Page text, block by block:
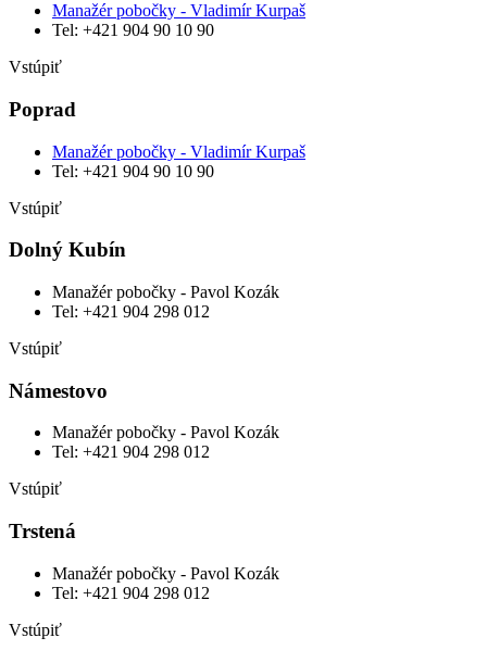
Manažér pobočky - Vladimír Kurpaš
Tel: +421 904 90 10 90
Vstúpiť
Poprad
Manažér pobočky - Vladimír Kurpaš
Tel: +421 904 90 10 90
Vstúpiť
Dolný Kubín
Manažér pobočky - Pavol Kozák
Tel: ‭+421 904 298 012
Vstúpiť
Námestovo
Manažér pobočky - Pavol Kozák
Tel: ‭+421 904 298 012
Vstúpiť
Trstená
Manažér pobočky - Pavol Kozák
Tel: ‭+421 904 298 012
Vstúpiť